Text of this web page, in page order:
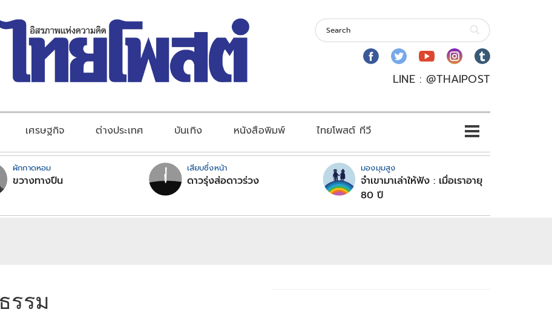
LINE : @THAIPOST
เศรษฐกิจ ต่างประเทศ บันเทิง หนังสือพิมพ์ ไทยโพสต์ ทีวี
ผักกาดหอม
ขวางทางปืน
เสียบซึ่งหน้า
ดาวรุ่งส่อดาวร่วง
มองมุมสูง
จำเขามาเล่าให้ฟัง : เมื่อเราอายุ
80 ปี
รรม